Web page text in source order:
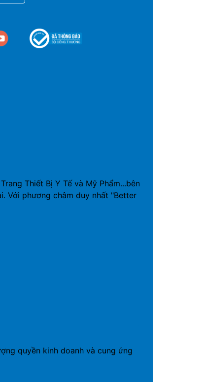
Thiết Bị Y Tế và Mỹ Phẩm...bên
Với phương châm duy nhất "Better
quyền kinh doanh và cung ứng